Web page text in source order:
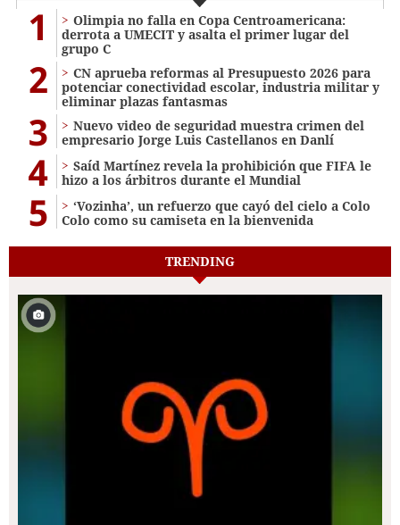
1
Olimpia no falla en Copa Centroamericana:
derrota a UMECIT y asalta el primer lugar del
grupo C
2
CN aprueba reformas al Presupuesto 2026 para
potenciar conectividad escolar, industria militar y
eliminar plazas fantasmas
3
Nuevo video de seguridad muestra crimen del
empresario Jorge Luis Castellanos en Danlí
4
Saíd Martínez revela la prohibición que FIFA le
hizo a los árbitros durante el Mundial
5
‘Vozinha’, un refuerzo que cayó del cielo a Colo
Colo como su camiseta en la bienvenida
TRENDING